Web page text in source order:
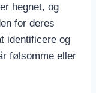
hegnet, og
for deres
identificere og
følsomme eller